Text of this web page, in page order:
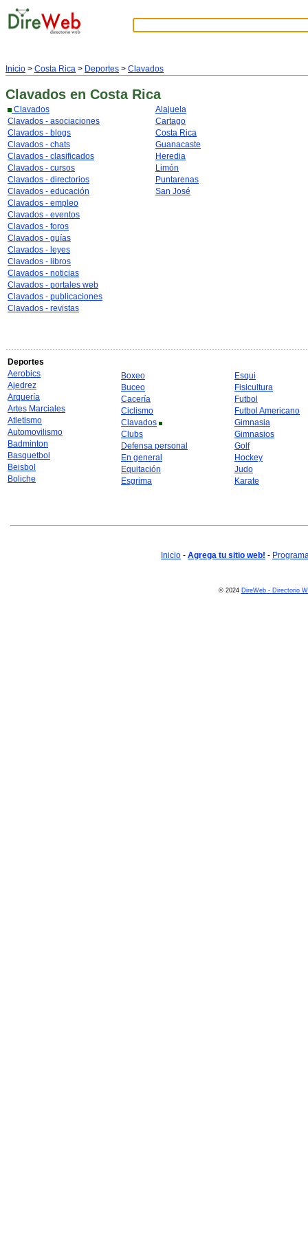
Inicio > Costa Rica > Deportes > Clavados
Clavados en Costa Rica
Clavados
Clavados - asociaciones
Clavados - blogs
Clavados - chats
Clavados - clasificados
Clavados - cursos
Clavados - directorios
Clavados - educación
Clavados - empleo
Clavados - eventos
Clavados - foros
Clavados - guías
Clavados - leyes
Clavados - libros
Clavados - noticias
Clavados - portales web
Clavados - publicaciones
Clavados - revistas
Alajuela
Cartago
Costa Rica
Guanacaste
Heredia
Limón
Puntarenas
San José
Deportes
Aerobics
Ajedrez
Arquería
Artes Marciales
Atletismo
Automovilismo
Badminton
Basquetbol
Beisbol
Boliche
Boxeo
Buceo
Cacería
Ciclismo
Clavados
Clubs
Defensa personal
En general
Equitación
Esgrima
Esqui
Fisicultura
Futbol
Futbol Americano
Gimnasia
Gimnasios
Golf
Hockey
Judo
Karate
Inicio - Agrega tu sitio web! -
© 2024 DireWeb - Directorio